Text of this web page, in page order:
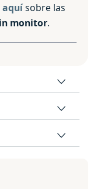
sobre las
monitor.